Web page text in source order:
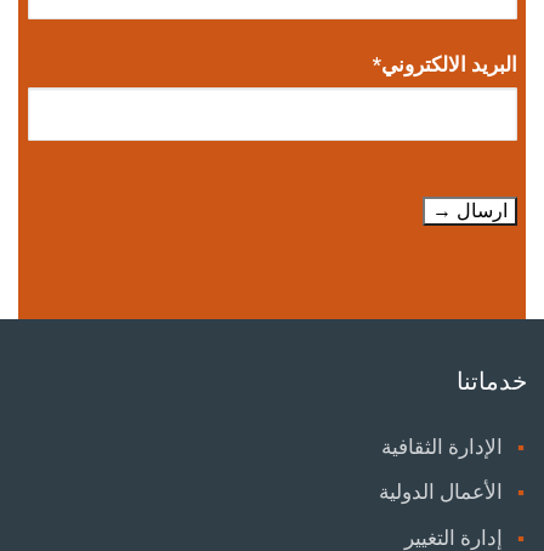
البريد الالكتروني*
خدماتنا
الإدارة الثقافية
الأعمال الدولية
إدارة التغيير